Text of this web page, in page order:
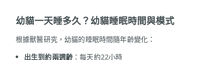
幼貓一天睡多久？幼貓睡眠時間與模式
根據獸醫研究，幼貓的睡眠時間隨年齡變化：
出生到約兩週齡 ：每天約22小時